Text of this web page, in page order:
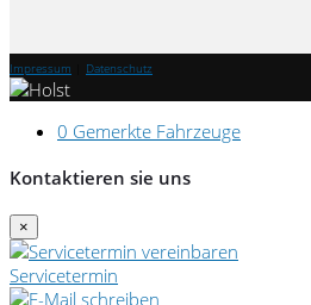
Impressum Datenschutz
0 Gemerkte Fahrzeuge
Kontaktieren sie uns
×
Servicetermin